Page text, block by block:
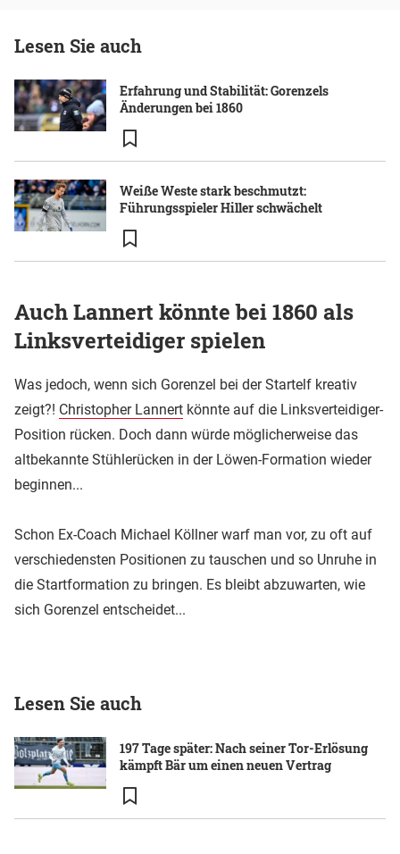
Lesen Sie auch
Erfahrung und Stabilität: Gorenzels
Änderungen bei 1860
Weiße Weste stark beschmutzt:
Führungsspieler Hiller schwächelt
Auch Lannert könnte bei 1860 als
Linksverteidiger spielen
Was jedoch, wenn sich Gorenzel bei der Startelf kreativ
zeigt?! Christopher Lannert könnte auf die Linksverteidiger-
Position rücken. Doch dann würde möglicherweise das
altbekannte Stühlerücken in der Löwen-Formation wieder
beginnen...
Schon Ex-Coach Michael Köllner warf man vor, zu oft auf
verschiedensten Positionen zu tauschen und so Unruhe in
die Startformation zu bringen. Es bleibt abzuwarten, wie
sich Gorenzel entscheidet...
Lesen Sie auch
197 Tage später: Nach seiner Tor-Erlösung
kämpft Bär um einen neuen Vertrag